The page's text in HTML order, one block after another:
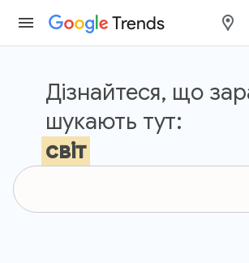
Trends maps
Дізнайтеся, що
шукають тут:
світ